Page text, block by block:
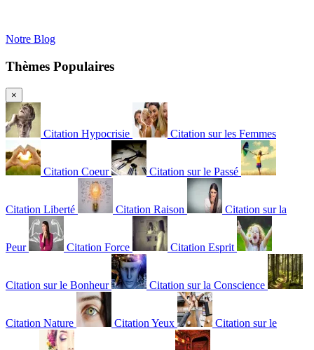
Notre Blog
Thèmes Populaires
×
Citation Hypocrisie Citation sur les Femmes
Citation Coeur Citation sur le Passé
Citation Liberté Citation Raison Citation sur la
Peur Citation Force Citation Esprit
Citation sur le Bonheur Citation sur la Conscience
Citation Nature Citation Yeux Citation sur le